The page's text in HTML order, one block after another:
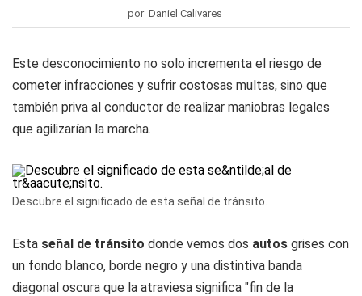
por Daniel Calivares
Este desconocimiento no solo incrementa el riesgo de
cometer infracciones y sufrir costosas multas, sino que
también priva al conductor de realizar maniobras legales
que agilizarían la marcha.
Descubre el significado de esta señal de tránsito.
Esta señal de tránsito donde vemos dos autos grises con
un fondo blanco, borde negro y una distintiva banda
diagonal oscura que la atraviesa significa "fin de la